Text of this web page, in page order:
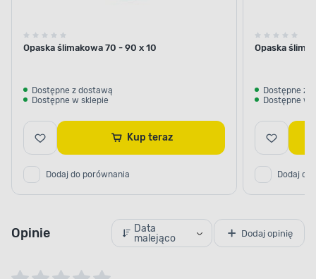
Opaska ślimakowa 70 - 90 x 10
Dostępne z dostawą
Dostępne w sklepie
Kup teraz
Dodaj do porównania
Opaska
Dostępne z
Dostępne w
Dodaj do
Opinie
Data
malejąco
Dodaj opinię